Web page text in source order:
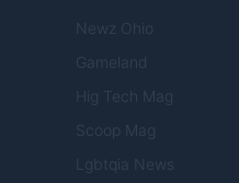
Newz Ohio
Gameland
Hig Tech Mag
Scoop Mag
Lgbtqia News